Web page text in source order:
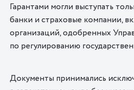
Гарантами могли выступать
банки и страховые компании,
организаций, одобренных
по регулированию
Документы принимались